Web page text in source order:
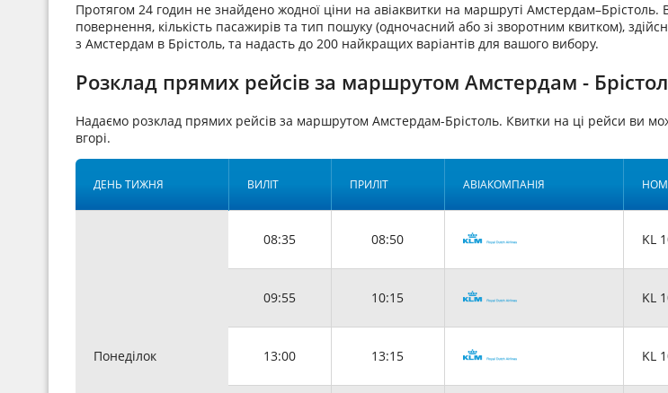
Протягом 24 годин не знайдено жодної ціни на авіаквитки на маршруті
повернення, кількість пасажирів та тип пошуку (одночасний або зі зворотним квитком),
з Амстердам в Брістоль, та надасть до 200 найкращих варіантів для вашого вибору.
Розклад прямих рейсів за маршрутом Амстердам -
Надаємо розклад прямих рейсів за маршрутом Амстердам-Брістоль. Квитки на ці рейси
вгорі.
ДЕНЬ ТИЖНЯ ВИЛІТ ПРИЛІТ АВІАКОМПАНІЯ
Понеділок
08:35 08:50 KL
09:55 10:15 KL
13:00 13:15 KL